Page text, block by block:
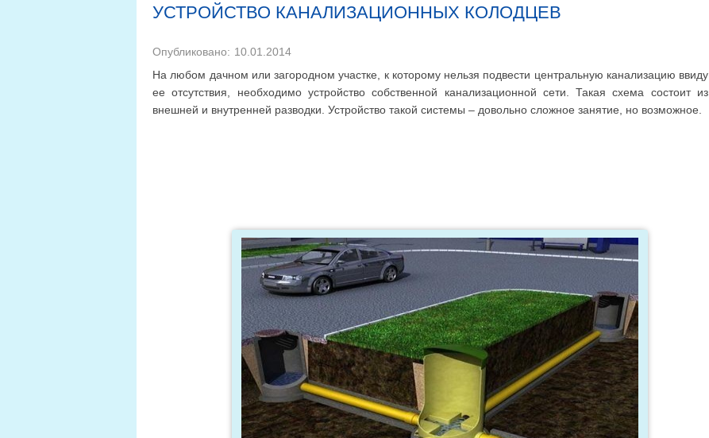
УСТРОЙСТВО КАНАЛИЗАЦИОННЫХ КОЛОДЦЕВ
Опубликовано: 10.01.2014
На любом дачном или загородном участке, к которому нельзя подвести центральную канализацию ввиду
ее отсутствия, необходимо устройство собственной канализационной сети. Такая схема состоит из
внешней и внутренней разводки. Устройство такой системы – довольно сложное занятие, но возможное.